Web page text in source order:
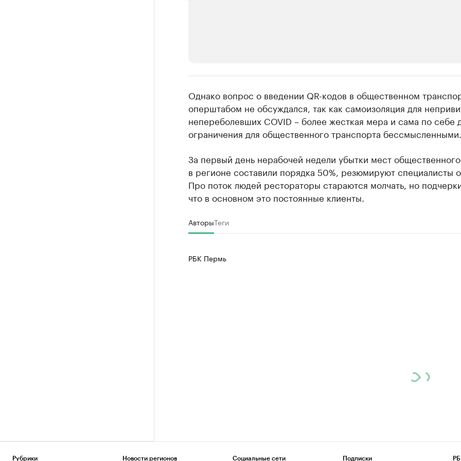
Крупные организации в нефтегазовой
Найдите и проверьте данные в каталоге
Однако вопрос о введении QR-кодов в общественном
оперштабом не обсуждался, так как самоизоляция для
непереболевших COVID – более жесткая мера и сама по себе
ограничения для общественного транспорта бессмысленными.
За первый день нерабочей недели убытки мест
в регионе составили порядка 50%, резюмируют специалисты
Про поток людей рестораторы стараются молчать, но
что в основном это постоянные клиенты.
АвторыТеги
РБК Пермь
Рубрики Новости регионов Социальные сети Подписки